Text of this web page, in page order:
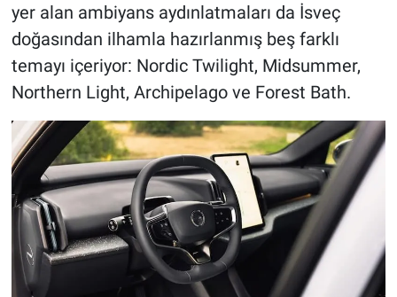
yer alan ambiyans aydınlatmaları da İsveç
doğasından ilhamla hazırlanmış beş farklı
temayı içeriyor: Nordic Twilight, Midsummer,
Northern Light, Archipelago ve Forest Bath.